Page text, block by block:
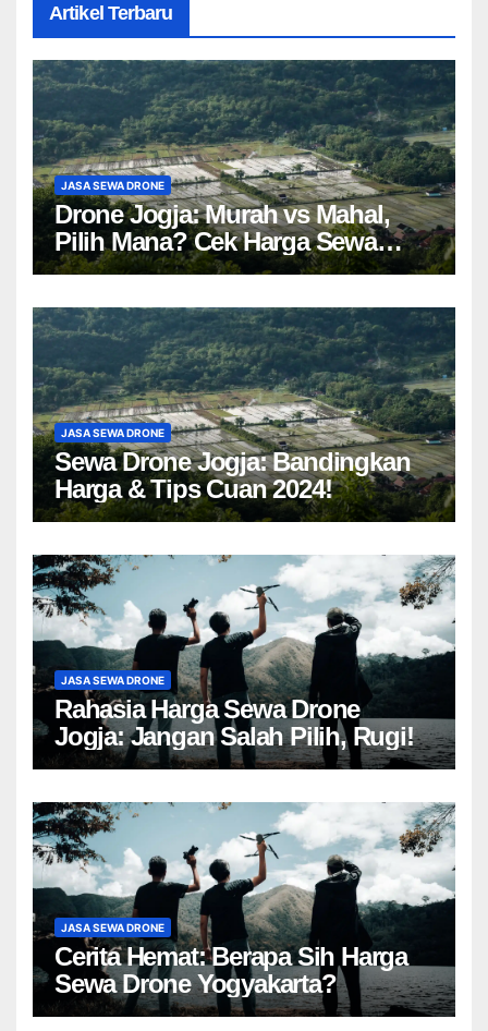
Artikel Terbaru
JASA SEWA DRONE
Drone Jogja: Murah vs Mahal,
Pilih Mana? Cek Harga Sewa
Drone Yogyakarta!
JASA SEWA DRONE
Sewa Drone Jogja: Bandingkan
Harga & Tips Cuan 2024!
JASA SEWA DRONE
Rahasia Harga Sewa Drone
Jogja: Jangan Salah Pilih, Rugi!
JASA SEWA DRONE
Cerita Hemat: Berapa Sih Harga
Sewa Drone Yogyakarta?